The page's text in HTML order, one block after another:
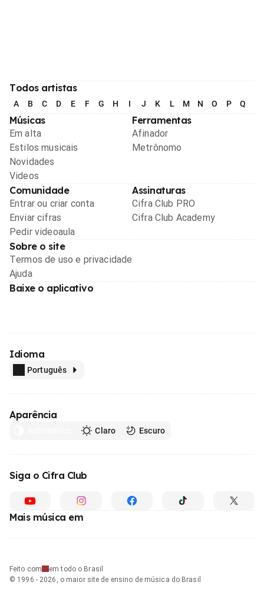
Todos artistas
A B C D E F G H I J K L M N O P Q
Músicas
Em alta
Estilos musicais
Novidades
Videos
Ferramentas
Afinador
Metrônomo
Comunidade
Entrar ou criar conta
Enviar cifras
Pedir videoaula
Assinaturas
Cifra Club PRO
Cifra Club Academy
Sobre o site
Termos de uso e privacidade
Ajuda
Baixe o aplicativo
Idioma
Português
Aparência
Claro Escuro
Siga o Cifra Club
Mais música em
Feito com
em todo o Brasil
© 1996 - 2026, o maior site de ensino de música do Brasil